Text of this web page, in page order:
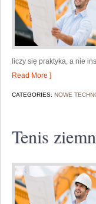
liczy się praktyka, a nie
Read More ]
CATEGORIES: NOWE
Tenis